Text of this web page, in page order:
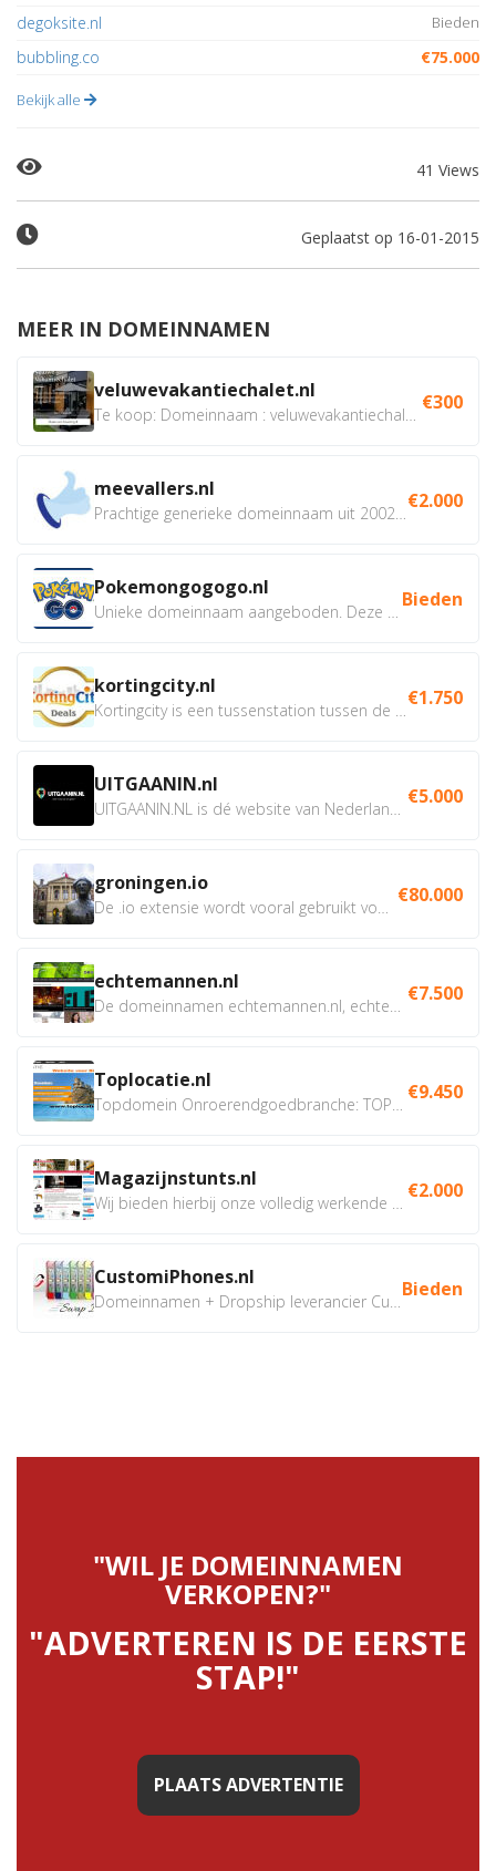
degoksite.nl Bieden
bubbling.co €75.000
Bekijk alle
41 Views
Geplaatst op 16-01-2015
MEER IN DOMEINNAMEN
veluwevakantiechalet.nl €300
meevallers.nl €2.000
Pokemongogogo.nl Bieden
kortingcity.nl €1.750
UITGAANIN.nl €5.000
groningen.io €80.000
echtemannen.nl €7.500
Toplocatie.nl €9.450
Magazijnstunts.nl €2.000
CustomiPhones.nl Bieden
"WIL JE DOMEINNAMEN
VERKOPEN?"
"ADVERTEREN IS DE EERSTE
STAP!"
PLAATS ADVERTENTIE